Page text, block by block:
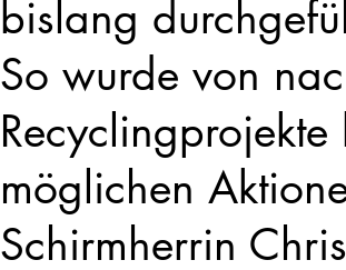
bislang
So wurde von
möglichen
Schirmherrin